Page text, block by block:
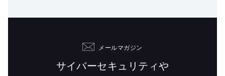
メールマガジン
サイバーセキュリティや